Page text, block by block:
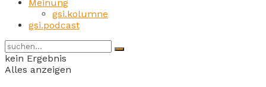
Meinung
gsi.kolumne
gsi.podcast
kein Ergebnis
Alles anzeigen